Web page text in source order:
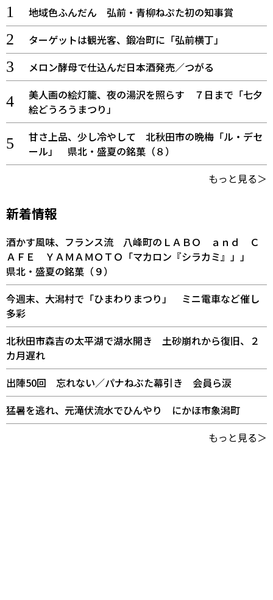
地域色ふんだん 弘前・青柳ねぷた初の知事賞
ターゲットは観光客、鍛冶町に「弘前横丁」
メロン酵母で仕込んだ日本酒発売／つがる
美人画の絵灯籠、夜の湯沢を照らす ７日まで「七夕
絵どうろうまつり」
甘さ上品、少し冷やして 北秋田市の晩梅「ル・デセ
ール」 県北・盛夏の銘菓（８）
もっと見る＞
新着情報
酒かす風味、フランス流 八峰町のＬＡＢＯ ａｎｄ Ｃ
ＡＦＥ ＹＡＭＡＭＯＴＯ「マカロン『シラカミ』」」
県北・盛夏の銘菓（９）
今週末、大潟村で「ひまわりまつり」 ミニ電車など催し
多彩
北秋田市森吉の太平湖で湖水開き 土砂崩れから復旧、２
カ月遅れ
出陣50回 忘れない／パナねぶた幕引き 会員ら涙
猛暑を逃れ、元滝伏流水でひんやり にかほ市象潟町
もっと見る＞